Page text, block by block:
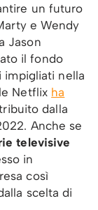
un futuro
e Wendy
Jason
il fondo
impigliati nella
Netflix ha
dalla
Anche se
televisive
in
così
scelta di